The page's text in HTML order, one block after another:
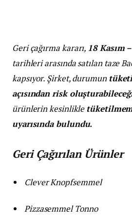
Geri çağırma kararı, 18 Kasım
tarihleri arasında satılan taze
kapsıyor. Şirket, durumun
açısından risk
ürünlerin kesinlikle
uyarısında bulundu.
Geri Çağırılan Ürünler
Clever Knopfsemmel
Pizzasemmel Tonno